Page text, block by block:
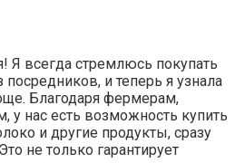
Я всегда стремлюсь покупать
и теперь я узнала
Благодаря фермерам,
у нас есть возможность купить
и другие продукты, сразу
не только гарантирует